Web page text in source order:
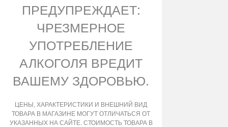
ПРЕДУПРЕЖДАЕТ:
ЧРЕЗМЕРНОЕ
УПОТРЕБЛЕНИЕ
АЛКОГОЛЯ ВРЕДИТ
ВАШЕМУ ЗДОРОВЬЮ.
ЦЕНЫ, ХАРАКТЕРИСТИКИ И ВНЕШНИЙ ВИД
ТОВАРА В МАГАЗИНЕ МОГУТ ОТЛИЧАТЬСЯ ОТ
УКАЗАННЫХ НА САЙТЕ. СТОИМОСТЬ ТОВАРА В